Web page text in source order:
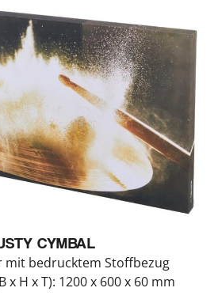
CYMBAL
mit bedrucktem Stoffbezug
x H x T): 1200 x 600 x 60 mm